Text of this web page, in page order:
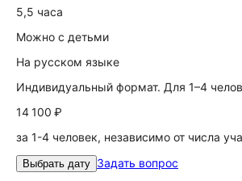
5,5 часа
Можно с детьми
На русском языке
Индивидуальный формат. Для 1–4
14 100 ₽
за 1-4 человек, независимо от числа
Выбрать дату Задать вопрос